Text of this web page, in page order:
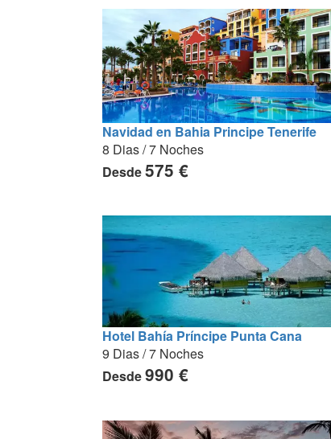
Navidad en Bahia Principe Tenerife
8 Dias / 7 Noches
Desde575 €
Hotel Bahía Príncipe Punta Cana
9 Dias / 7 Noches
Desde990 €